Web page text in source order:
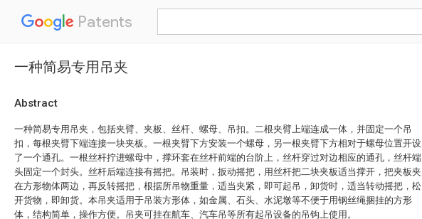
Patents
一种简易专用吊夹
Abstract
一种简易专用吊夹，包括夹臂、夹板、丝杆、螺母、吊扣。二根夹臂上端连成一体，并固定一个吊
扣，每根夹臂下端连接一块夹板。一根夹臂下方安装一个螺母，另一根夹臂下方相对于螺母位置开设
了一个通孔。一根丝杆拧进螺母中，撑环套在丝杆前端的台阶上，丝杆穿过对边相应的通孔，丝杆端
头固定一个封头。丝杆后端连接有摇把。吊装时，扳动摇把，用丝杆把二块夹板适当撑开，把夹板夹
在方形物体两边，再反转摇把，根据所吊物重量，适当夹紧，即可起吊，卸货时，适当转动摇把，松
开货物，即卸货。本吊夹适用于吊装方形体，如金属、石头、水泥墩等不便于用钢丝绳捆挂的方形
体，结构简单，操作方便。吊夹可挂在航车、汽车吊等所有起吊设备的吊钩上使用。